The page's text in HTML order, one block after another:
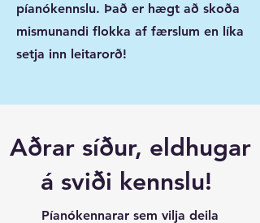
píanókennslu. Það er hægt að skoða
mismunandi flokka af færslum en líka
setja inn leitarorð!
Aðrar síður, eldhugar
á sviði kennslu!
Píanókennarar sem vilja deila